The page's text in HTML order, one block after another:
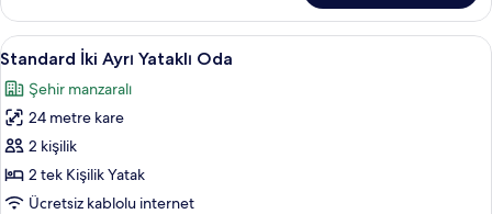
Oda
hakkında
daha
detay
Standard
İki
Ayrı
Yataklı
Oda
için
tüm
Kaliteli yatak takımı, kuştüyü yorgan,
10
Standard İki Ayrı Yataklı Oda
Şehir manzaralı
24 metre kare
2 kişilik
2 tek Kişilik Yatak
Ücretsiz kablolu internet